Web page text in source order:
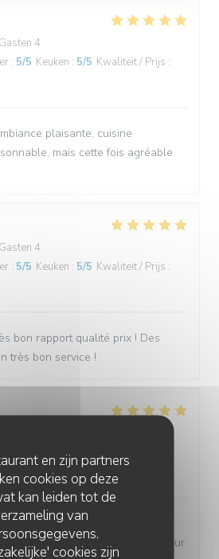
en zijn partners
cookies op deze
kan leiden tot de
van
cookies zijn
4
: 5/5 Keuken : 5/5 Kwaliteit / Prijs :
plaisante, cuisine
mais cette fois agréable
4
: 5/5 Keuken : 5/5 Kwaliteit / Prijs :
bon rapport qualité prix ! Des
très bon service !
Keuken: Kwaliteit / Prijs
à l'ébullition. La carte est
renouvellée, le plein de saveur